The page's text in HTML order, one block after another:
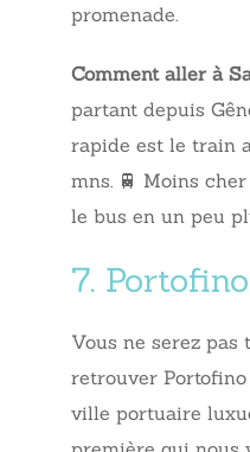
promenade.
Comment aller à
partant depuis
rapide est le train
mns. 🚆 Moins
le bus en un peu
7. Portofino
Vous ne serez pas
retrouver
ville portuaire